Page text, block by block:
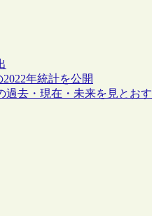
年統計を公開
過去・現在・未来を見とおす